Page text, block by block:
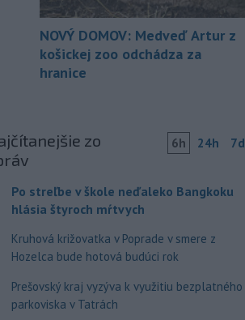
NOVÝ DOMOV: Medveď Artur z
košickej zoo odchádza za
hranice
zo
6h 24h 7d
Po streľbe v škole neďaleko Bangkoku
hlásia štyroch mŕtvych
Kruhová križovatka v Poprade v smere z
Hozelca bude hotová budúci rok
Prešovský kraj vyzýva k využitiu bezplatného
parkoviska v Tatrách